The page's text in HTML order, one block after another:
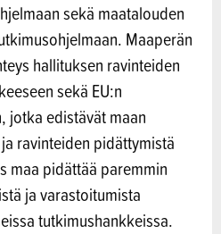
sekä maatalouden
Maaperän
hallituksen ravinteiden
sekä EU:n
jotka edistävät maan
ravinteiden pidättymistä
maa pidättää paremmin
ja varastoitumista
tutkimushankkeissa.